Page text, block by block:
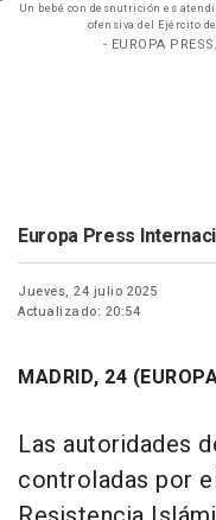
Un bebé con desnutrición es
ofensiva del Ejército
- EUROPA
Europa Press
Jueves, 24 julio 2025
Actualizado: 20:54
MADRID, 24
Las autoridades
controladas por